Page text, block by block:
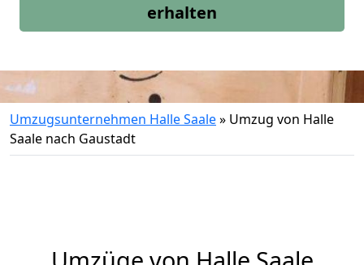
erhalten
Umzugsunternehmen Halle Saale» Umzug von Halle
Saale nach Gaustadt